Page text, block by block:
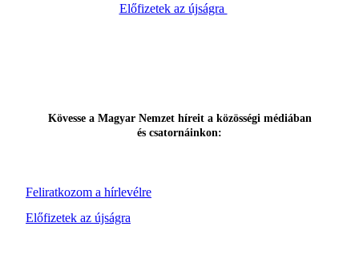
Előfizetek az újságra
Feliratkozom a hírlevélre
Kövesse a Magyar Nemzet híreit a közösségi médiában
és csatornáinkon:
Előfizetek az újságra